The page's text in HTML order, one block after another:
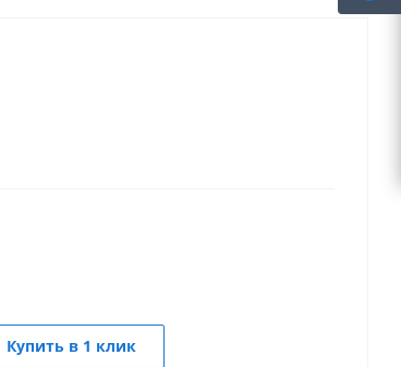
Купить в 1 клик